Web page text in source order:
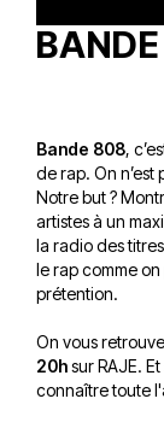
Bande 808,
de rap. On n’est
Notre but ?
artistes à un
la radio des
le rap comme
prétention.
On vous retrouve
20hsur RAJE.
connaître toute